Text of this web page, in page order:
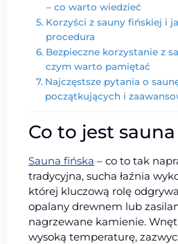
– co warto wiedzieć
Korzyści z sauny fińskiej i
procedura
Bezpieczne korzystanie z
czym warto pamiętać
Najczęstsze pytania o
początkujących i
Co to jest
Sauna fińska – co to tak
tradycyjna, sucha łaźnia
której kluczową rolę
opalany drewnem lub
nagrzewane kamienie.
wysoką temperaturę,